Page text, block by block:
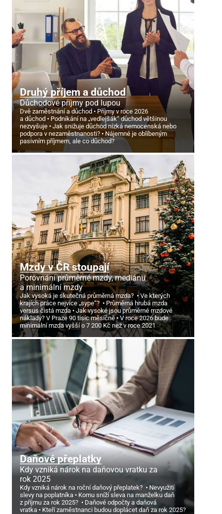
Druhý příjem a důchod
Důchodové příjmy pod lupou
Dvě zaměstnání a důchod
Příjmy v roce 2026
a důchod
Podnikání na „vedlejšák“ důchod většinou
nezvyšuje
Jak snižuje důchod nízká nemocenská nebo
podpora v nezaměstnanosti?
Nájemné je oblíbeným
pasivním příjmem, ale co důchod?
Mzdy v ČR stoupají
Porovnání průměrné mzdy, mediánu
a minimální mzdy
Jak vysoká je skutečná průměrná mzda?
Ve kterých
krajích práce nejvíce „sype“?
Průměrná hrubá mzda
versus čistá mzda
Jak vysoké jsou průměrné mzdové
náklady? V Praze 90 tisíc měsíčně
V roce 2026 bude
minimální mzda vyšší o 7 200 Kč než v roce 2021
Daňové přeplatky
Kdy vzniká nárok na daňovou vratku za
rok 2025
Kdy vzniká nárok na roční daňový přeplatek?
Nevyužití
slevy na poplatníka
Komu sníží sleva na manželku daň
z příjmu za rok 2025?
Daňové odpočty a daňová
vratka
Kteří zaměstnanci budou doplácet daň za rok 2025?